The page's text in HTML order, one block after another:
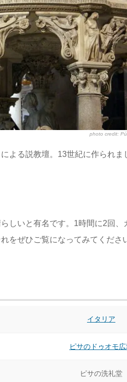
photo credit:
よる説教壇。13世紀に作られま
しいと有名です。1時間に2回、
をぜひご覧になってみてくださ
イタリア
ピサのドゥオモ
ピサの洗礼堂